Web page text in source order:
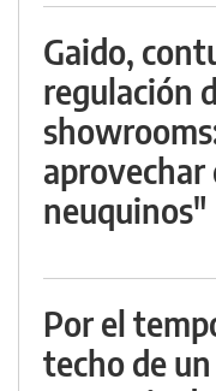
Gaido,
regulación
aprovechar
neuquinos"
Por el
techo de